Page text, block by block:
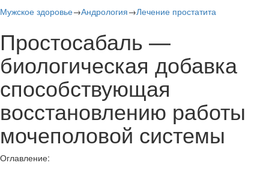
Мужское здоровье→Андрология→Лечение простатита
Простосабаль —
биологическая добавка
способствующая
восстановлению работы
мочеполовой системы
Оглавление: